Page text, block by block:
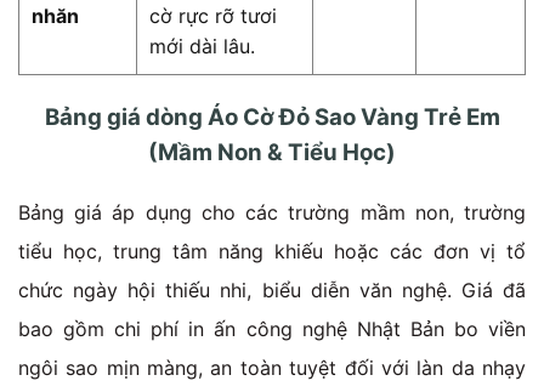
nhăn
cờ rực rỡ tươi
mới dài lâu.
Bảng giá dòng Áo Cờ Đỏ Sao Vàng Trẻ Em
(Mầm Non & Tiểu Học)
Bảng giá áp dụng cho các trường mầm non, trường
tiểu học, trung tâm năng khiếu hoặc các đơn vị tổ
chức ngày hội thiếu nhi, biểu diễn văn nghệ. Giá đã
bao gồm chi phí in ấn công nghệ Nhật Bản bo viền
ngôi sao mịn màng, an toàn tuyệt đối với làn da nhạy